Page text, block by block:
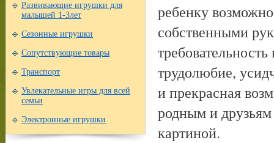
Развивающие игрушки для
малышей 1-3лет
Сезонные игрушки
Сопутствующие товары
Транспорт
Увлекательные игры для всей
семьи
Электронные игрушки
ребенку
собственными
трудолюбие,
и прекрасная
родным и друзьям
картиной.